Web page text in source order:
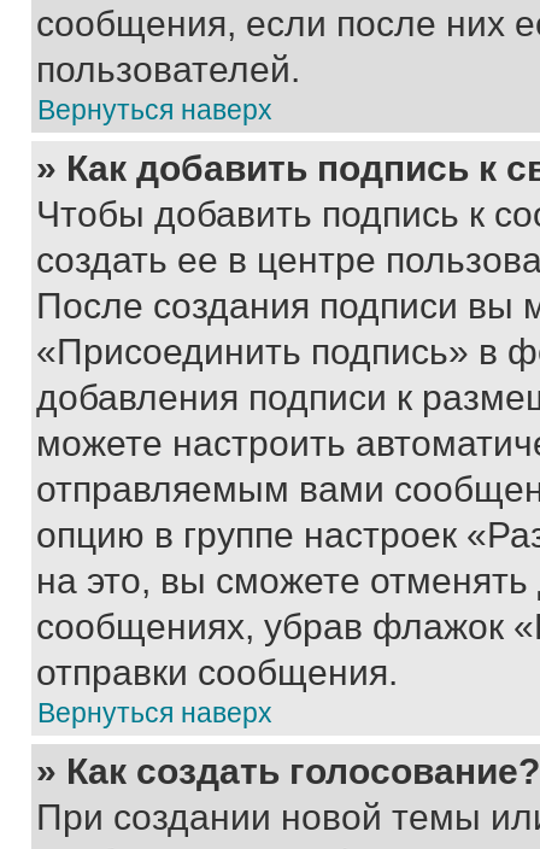
сообщения, если после них
пользователей.
Вернуться наверх
» Как добавить подпись к
Чтобы добавить подпись к
создать ее в центре
После создания подписи вы
«Присоединить подпись» в
добавления подписи к
можете настроить
отправляемым вами
опцию в группе настроек
на это, вы сможете
сообщениях, убрав флажок
отправки сообщения.
Вернуться наверх
» Как создать голосование?
При создании новой темы